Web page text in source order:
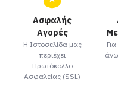
Ασφαλής
Αγορές
Η Ιστοσελίδα μας
περιέχει
Πρωτόκολλο
Ασφαλείας (SSL)